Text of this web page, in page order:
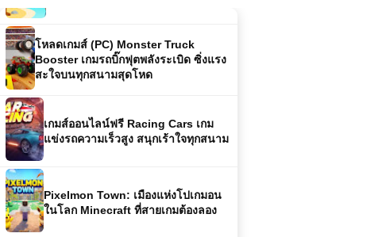
Booster เกมรถบิ๊กฟุตพลังระเบิด ซิ่งแรง
สะใจบนทุกสนามสุดโหด
เกมส์ออนไลน์ฟรี Racing Cars เกม
แข่งรถความเร็วสูง สนุกเร้าใจทุกสนาม
ในโลก Minecraft ที่สายเกมต้องลอง